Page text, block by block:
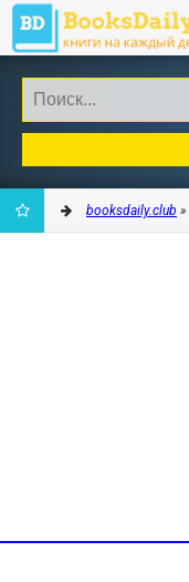
booksdaily.club »